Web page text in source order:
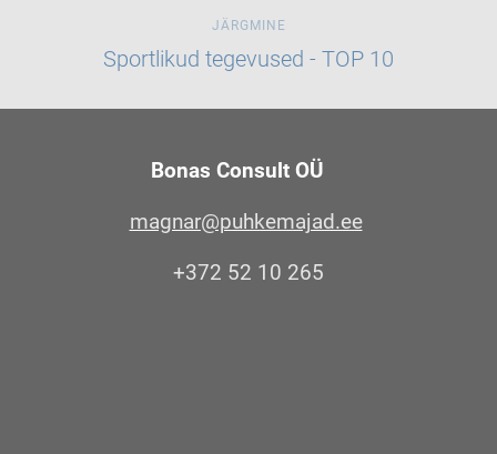
JÄRGMINE
Sportlikud tegevused - TOP 10
Bonas Consult OÜ
magnar@puhkemajad.ee
+372 52 10 265